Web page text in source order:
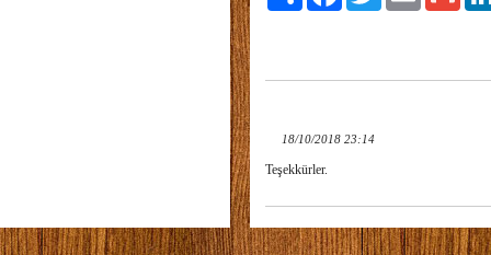
18/10/2018 23:14
Teşekkürler.